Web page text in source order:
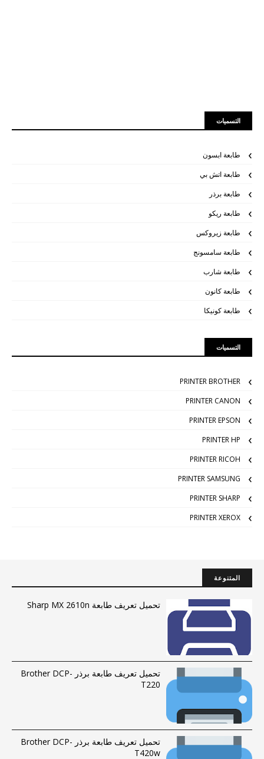
التسميات
طابعة ابسون
طابعة اتش بي
طابعة برذر
طابعة ريكو
طابعة زيروكس
طابعة سامسونج
طابعة شارب
طابعة كانون
طابعة كونيكا
التسميات
PRINTER BROTHER
PRINTER CANON
PRINTER EPSON
PRINTER HP
PRINTER RICOH
PRINTER SAMSUNG
PRINTER SHARP
PRINTER XEROX
المتنوعة
تحميل تعريف طابعة Sharp MX 2610n
تحميل تعريف طابعة برذر Brother DCP-
T220
تحميل تعريف طابعة برذر Brother DCP-
T420w